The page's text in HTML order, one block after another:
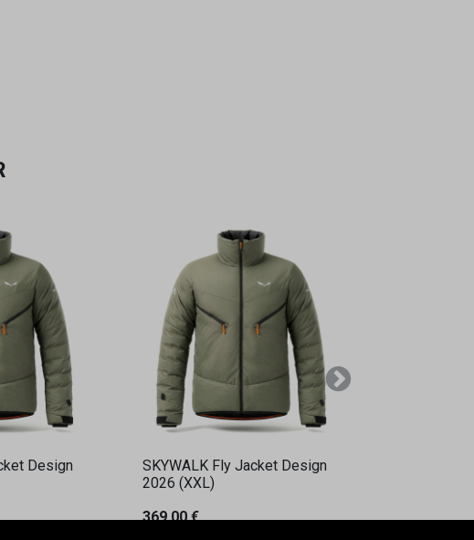
Design
SKYWALK Fly Jacket Design
2026 (XXL)
369,00€
Weiter